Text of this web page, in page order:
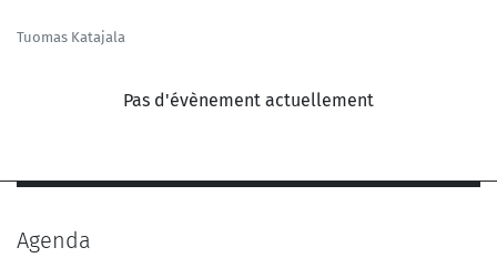
Tuomas Katajala
Pas d'évènement actuellement
Agenda